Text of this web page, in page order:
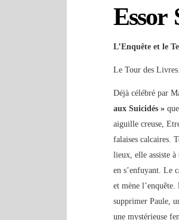
Essor
L’Enquête et le
Le Tour des Livres.
Déjà célébré par
aux Suicidés »
aiguille creuse,
falaises calcaires.
lieux, elle assiste
en s’enfuyant. Le
et mène
supprimer Paule,
une mystérieuse